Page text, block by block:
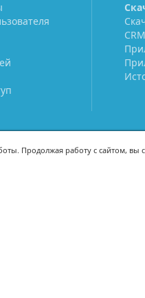
Продолжая работу с сайтом, вы